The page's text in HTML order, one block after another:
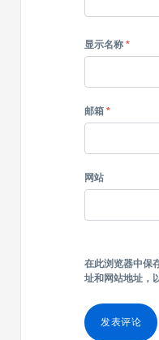
显示名称 *
邮箱 *
网站
在此浏览器中保
址和网站地址，